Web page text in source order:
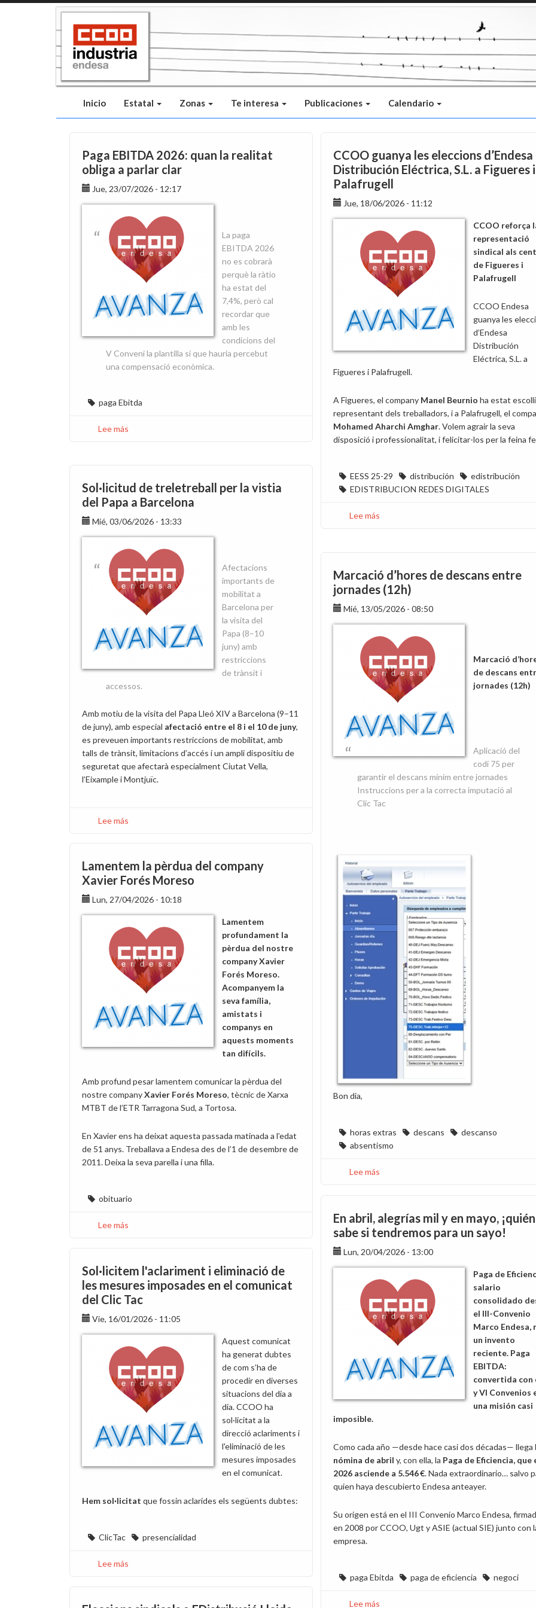
Inicio Estatal Zonas Te interesa Publicaciones Calendario
Paga EBITDA 2026: quan la realitat
obliga a parlar clar
Jue, 23/07/2026 - 12:17
La paga
EBITDA 2026
no es cobrarà
perquè la ràtio
ha estat del
7,4%, però cal
recordar que
amb les
condicions del
V Conveni la plantilla sí que hauria percebut
una compensació econòmica.
paga Ebitda
Lee más
quan
la
realitat
obliga
a
parlar
CCOO guanya les eleccions d’Endesa
Distribución Eléctrica, S.L. a Figueres i
Palafrugell
Jue, 18/06/2026 - 11:12
CCOO reforça
representació
sindical als
de Figueres i
Palafrugell
CCOO Endesa
guanya les
d’Endesa
Distribución
Eléctrica, S.L. a
Figueres i Palafrugell.
A Figueres, el company Manel Beurnio ha estat
representant dels treballadors, i a Palafrugell, el
Mohamed Aharchi Amghar. Volem agrair la seva
disposició i professionalitat, i felicitar-los per la feina
EESS 25-29 distribución
edistribución
EDISTRIBUCION REDES DIGITALES
Lee más
eleccions
d’Endesa
Distribución
Eléctrica,
a
Figueres
i
Palafrugell
Sol·licitud de treletreball per la vistia
del Papa a Barcelona
Mié, 03/06/2026 - 13:33
Afectacions
importants de
mobilitat a
Barcelona per
la visita del
Papa (8–10
juny) amb
restriccions
de trànsit i
accessos.
Amb motiu de la visita del Papa Lleó XIV a Barcelona (9–11
de juny), amb especial afectació entre el 8 i el 10 de juny,
es preveuen importants restriccions de mobilitat, amb
talls de trànsit, limitacions d’accés i un ampli dispositiu de
seguretat que afectarà especialment Ciutat Vella,
l’Eixample i Montjuïc.
Lee más
treletreball
per
la
vistia
del
Papa
Barcelona
Marcació d’hores de descans entre
jornades (12h)
Mié, 13/05/2026 - 08:50
Marcació
de descans
jornades (12h)
Aplicació del
codi 75 per
garantir el descans mínim entre jornades
Instruccions per a la correcta imputació al
Clic Tac
Bon dia,
horas extras descans
descanso
absentismo
Lee más
de
descans
entre
jornades
Lamentem la pèrdua del company
Xavier Forés Moreso
Lun, 27/04/2026 - 10:18
Lamentem
profundament la
pèrdua del nostre
company Xavier
Forés Moreso.
Acompanyem la
seva família,
amistats i
companys en
aquests moments
tan difícils.
Amb profund pesar lamentem comunicar la pèrdua del
nostre companyXavier Forés Moreso, tècnic de Xarxa
MTBT de l’ETR Tarragona Sud, a Tortosa.
En Xavier ens ha deixat aquesta passada matinada a l’edat
de 51 anys. Treballava a Endesa des de l’1 de desembre de
2011. Deixa la seva parella i una filla.
obituario
Lee más
pèrdua
del
company
Xavier
Forés
En abril, alegrías mil y en mayo, ¡quién
sabe si tendremos para un sayo!
Lun, 20/04/2026 - 13:00
Paga de
salario
consolidado
el III-Convenio
Marco Endesa,
un invento
reciente. Paga
EBITDA:
convertida con
y VI Convenios
una misión casi
imposible.
Como cada año —desde hace casi dos décadas— llega
nómina de abril y, con ella, la Paga de Eficiencia, que
2026 asciende a 5.546 €. Nada extraordinario… salvo
quien haya descubierto Endesa anteayer.
Su origen está en el III Convenio Marco Endesa,
en 2008 por CCOO, Ugt y ASIE (actual SIE) junto con
empresa.
paga Ebitda paga de eficiencia negoci
Lee más
Sol·licitem l'aclariment i eliminació de
les mesures imposades en el comunicat
del Clic Tac
Vie, 16/01/2026 - 11:05
Aquest comunicat
ha generat dubtes
de com s’ha de
procedir en diverses
situacions del dia a
dia. CCOO ha
sol·licitat a la
direcció aclariments i
l'eliminació de les
mesures imposades
en el comunicat.
Hem sol·licitat que fossin aclarides els següents dubtes:
ClicTac presencialidad
Lee más